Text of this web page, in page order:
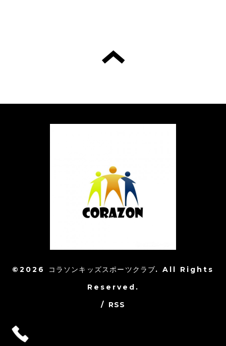
©2026 コラソンキッズスポーツクラブ. All Rights
Reserved.
/ RSS